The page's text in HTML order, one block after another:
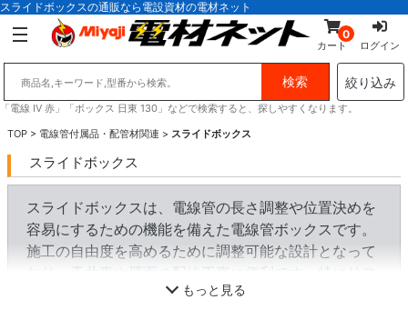
スライドボックスの通販なら電設資材の電材ネット
0
カート ログイン
絞り込み
「電線 IV 赤」「ボックス 日東 130」などで検索すると、探しやすくなります。
TOP > 電線管付属品・配管材関連 > スライドボックス
スライドボックス
スライドボックスは、電線管の長さ調整や位置決めを
容易にするための機能を備えた電線管ボックスです。
施工の自由度を高めるために調整可能な設計となって
おり、天井裏や壁面の配線工事に便利です。特にリフ
ォーム工事などで重宝されます。
もっと見る